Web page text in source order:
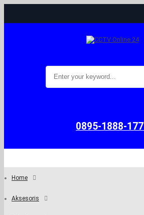
0895-1888-
Home
Aksesoris